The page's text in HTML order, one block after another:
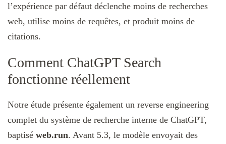
l’expérience par défaut déclenche moins de recherches
web, utilise moins de requêtes, et produit moins de
citations.
Comment ChatGPT Search
fonctionne réellement
Notre étude présente également un reverse engineering
complet du système de recherche interne de ChatGPT,
baptisé web.run. Avant 5.3, le modèle envoyait des